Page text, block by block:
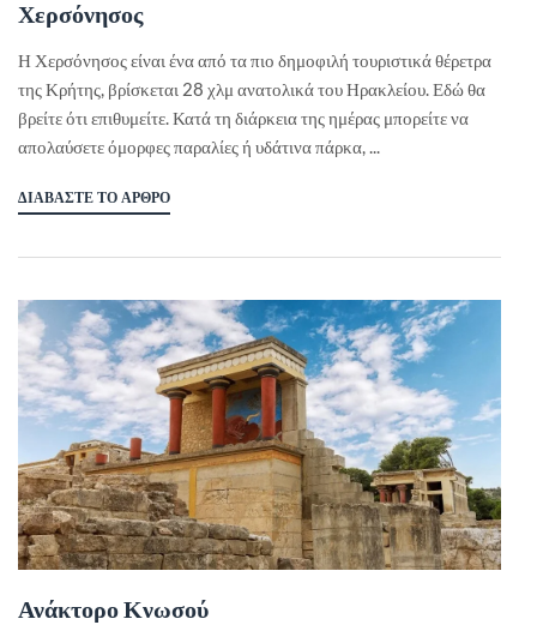
Χερσόνησος
Η Χερσόνησος είναι ένα από τα πιο δημοφιλή τουριστικά θέρετρα
της Κρήτης, βρίσκεται 28 χλμ ανατολικά του Ηρακλείου. Εδώ θα
βρείτε ότι επιθυμείτε. Κατά τη διάρκεια της ημέρας μπορείτε να
απολαύσετε όμορφες παραλίες ή υδάτινα πάρκα, ...
ΔΙΑΒΆΣΤΕ ΤΟ ΆΡΘΡΟ
Ανάκτορο Κνωσού